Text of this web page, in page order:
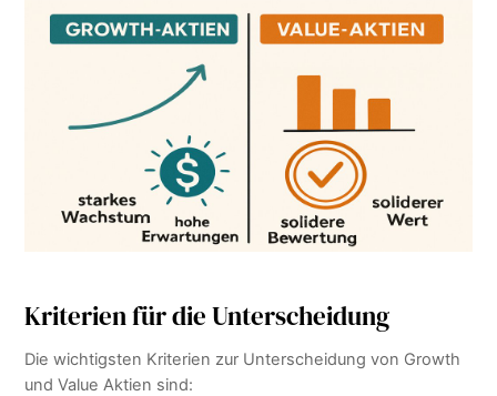
Kriterien für die Unterscheidung
Die wichtigsten Kriterien zur Unterscheidung von Growth
und Value Aktien sind: